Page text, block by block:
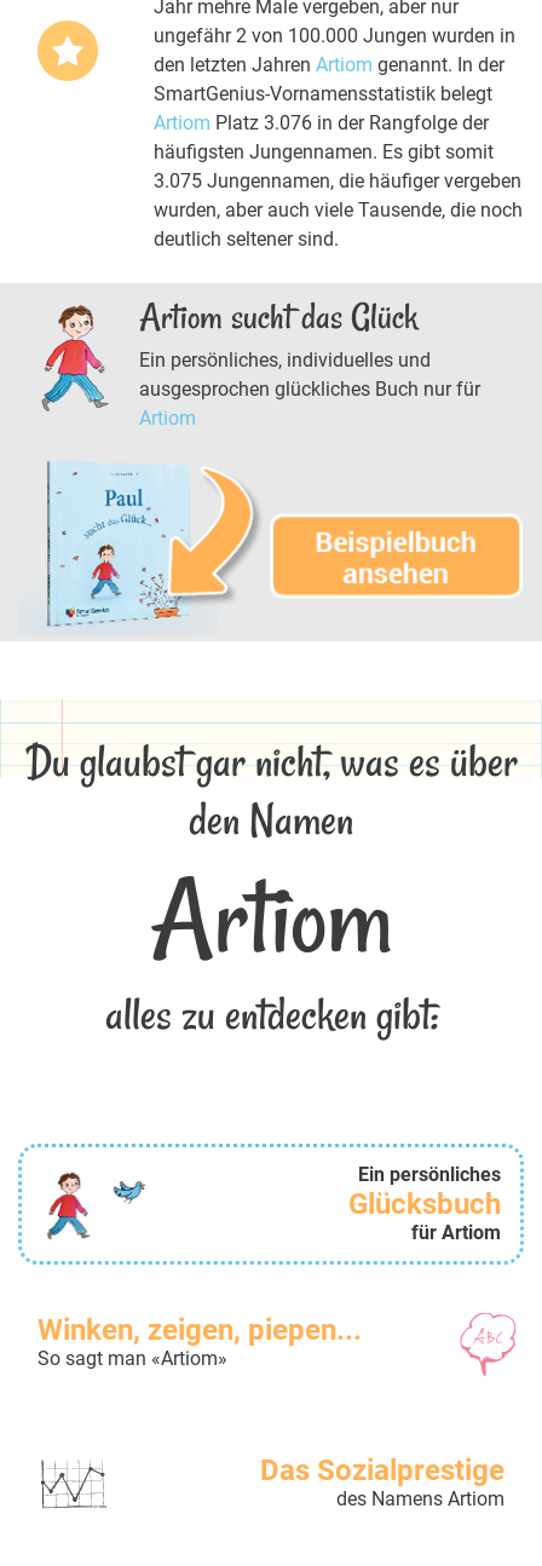
Jahr mehre Male vergeben, aber nur
ungefähr 2 von 100.000 Jungen wurden in
den letzten Jahren Artiom genannt. In der
SmartGenius-Vornamensstatistik belegt
Artiom Platz 3.076 in der Rangfolge der
häufigsten Jungennamen. Es gibt somit
3.075 Jungennamen, die häufiger vergeben
wurden, aber auch viele Tausende, die noch
deutlich seltener sind.
Artiom sucht das Glück
Ein persönliches, individuelles und
ausgesprochen glückliches Buch nur für
Artiom
Du glaubst gar nicht, was es über
den Namen
Artiom
alles zu entdecken gibt:
Ein persönliches
Glücksbuch
für Artiom
Winken, zeigen, piepen...
So sagt man «Artiom»
Das Sozialprestige
des Namens Artiom